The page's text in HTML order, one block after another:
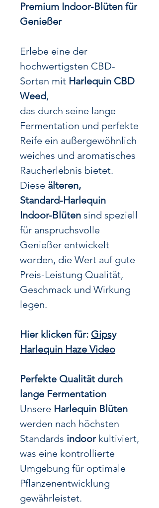
Premium Indoor-Blüten für
Genießer
Erlebe eine der
hochwertigsten CBD-
Sorten mit Harlequin CBD
Weed,
das durch seine lange
Fermentation und perfekte
Reife ein außergewöhnlich
weiches und aromatisches
Raucherlebnis bietet.
Diese älteren,
Standard-Harlequin
Indoor-Blüten sind speziell
für anspruchsvolle
Genießer entwickelt
worden, die Wert auf gute
Preis-Leistung Qualität,
Geschmack und Wirkung
legen.
Hier klicken für: Gipsy
Harlequin Haze Video
Perfekte Qualität durch
lange Fermentation
Unsere Harlequin Blüten
werden nach höchsten
Standards indoorkultiviert,
was eine kontrollierte
Umgebung für optimale
Pflanzenentwicklung
gewährleistet.